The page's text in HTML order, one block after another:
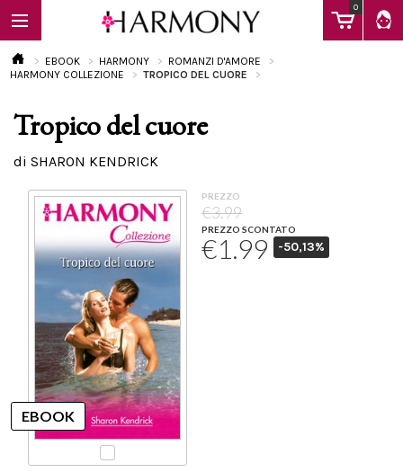
0
EBOOK
Calendario
EBOOK HARMONY
ROMANZI D'AMORE
HARMONY COLLEZIONE
TROPICO DEL CUORE
Tropico del cuore
di SHARON KENDRICK
PREZZO
€3.99
PREZZO SCONTATO
€1.99 -50,13%